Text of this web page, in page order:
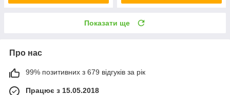
Показати ще
Про нас
99% позитивних з 679 відгуків за рік
Працює з 15.05.2018